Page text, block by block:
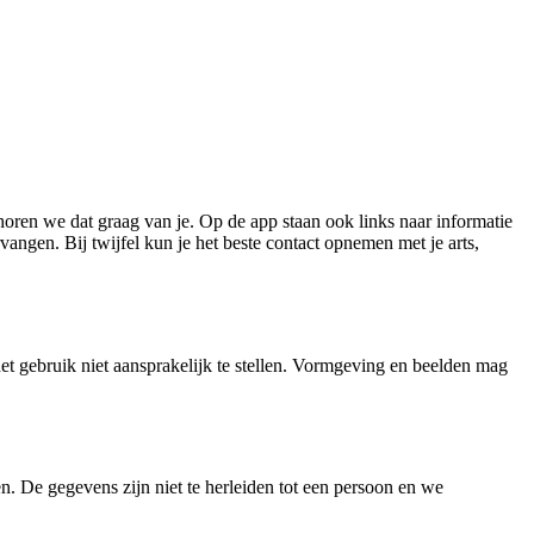
we dat graag van je. Op de app staan ook links naar informatie
Bij twijfel kun je het beste contact opnemen met je arts,
gebruik niet aansprakelijk te stellen. Vormgeving en beelden mag
gegevens zijn niet te herleiden tot een persoon en we